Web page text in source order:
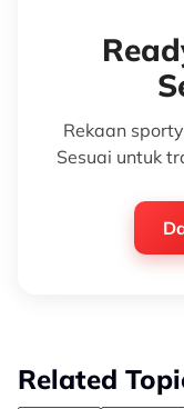
Rekaan
Sesuai untuk
Related